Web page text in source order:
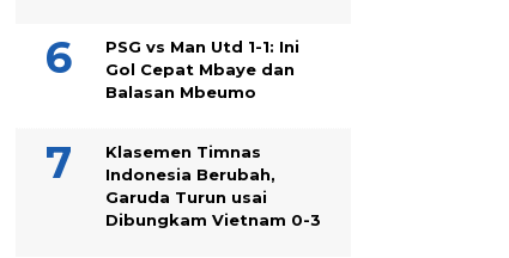
PSG vs Man Utd 1-1: Ini
Gol Cepat Mbaye dan
Balasan Mbeumo
Klasemen Timnas
Indonesia Berubah,
Garuda Turun usai
Dibungkam Vietnam 0-3